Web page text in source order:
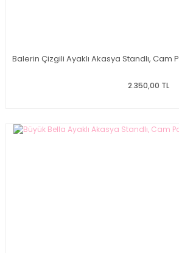
Balerin Çizgili Ayaklı Akasya Standlı, Cam
2.350,00 TL